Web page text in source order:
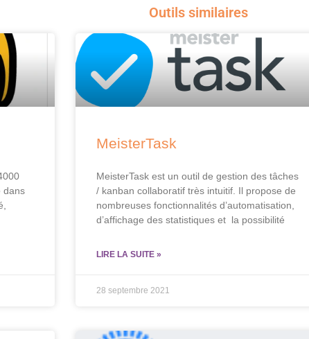
Outils similaires
dans
MeisterTask
MeisterTask est un outil de gestion des tâches
/ kanban collaboratif très intuitif. Il propose de
nombreuses fonctionnalités d’automatisation,
d’affichage des statistiques et la possibilité
LIRE LA SUITE »
28 septembre 2021